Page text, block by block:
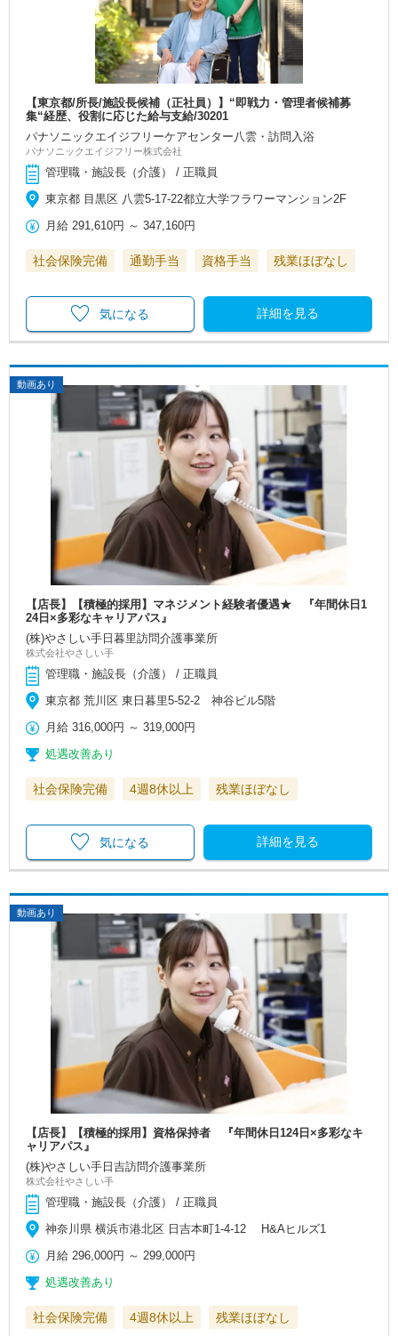
【東京都/所長/施設長候補（正社員）】“即戦力・管理者候補募
集“経歴、役割に応じた給与支給/30201
パナソニックエイジフリーケアセンター八雲・訪問入浴
パナソニックエイジフリー株式会社
管理職・施設長（介護） / 正職員
東京都 目黒区 八雲5-17-22都立大学フラワーマンション2F
月給 291,610円 ～347,160円
社会保険完備 通勤手当 資格手当 残業ほぼなし
詳細を見る
気になる
動画あり
【店長】【積極的採用】マネジメント経験者優遇★ 『年間休日1
24日×多彩なキャリアパス』
(株)やさしい手日暮里訪問介護事業所
株式会社やさしい手
管理職・施設長（介護） / 正職員
東京都 荒川区 東日暮里5-52-2 神谷ビル5階
月給 316,000円 ～319,000円
処遇改善あり
社会保険完備 4週8休以上 残業ほぼなし
詳細を見る
気になる
動画あり
【店長】【積極的採用】資格保持者 『年間休日124日×多彩なキ
ャリアパス』
(株)やさしい手日吉訪問介護事業所
株式会社やさしい手
管理職・施設長（介護） / 正職員
神奈川県 横浜市港北区 日吉本町1-4-12 H&Aヒルズ1
月給 296,000円 ～299,000円
処遇改善あり
社会保険完備 4週8休以上 残業ほぼなし